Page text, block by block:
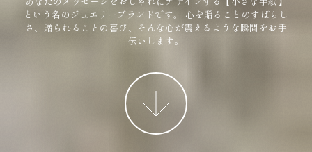
という名のジュエリーブランドです。
心を贈ることのすばらし
さ、贈られることの喜び、そんな心が震えるような瞬間をお手
伝いします。